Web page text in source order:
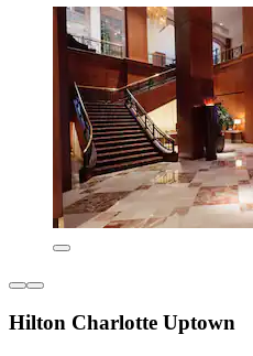
Hilton Charlotte Uptown